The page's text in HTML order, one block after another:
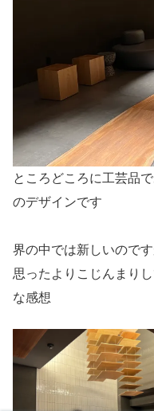
ところどころに工芸品
のデザインです
界の中では新しいので
思ったよりこじんまり
な感想